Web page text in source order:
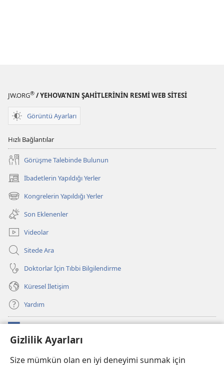
Gizlilik Ayarları
Size mümkün olan en iyi deneyimi sunmak için
JW.ORG® / YEHOVA’NIN ŞAHİTLERİNİN RESMİ WEB SİTESİ
Görüntü Ayarları
Hızlı Bağlantılar
Görüşme Talebinde Bulunun
İbadetlerin Yapıldığı Yerler
(yeni
pencere
açar)
Kongrelerin Yapıldığı Yerler
(yeni
pencere
açar)
Son Eklenenler
Videolar
Sitede Ara
Doktorlar İçin Tıbbi Bilgilendirme
Küresel İletişim
Yardım
(yeni
pencere
Watchtower ONLINE KÜTÜPHANE
(yeni